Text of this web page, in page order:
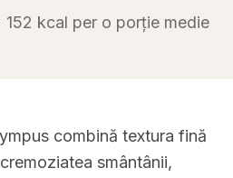
152 kcal per o porție medie
combină textura fină
smântânii,